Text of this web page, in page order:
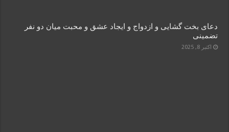
دعای بخت گشایی و ازدواج و ایجاد عشق و محبت میان دو نفر
تضمینی
اکتبر 8, 2025